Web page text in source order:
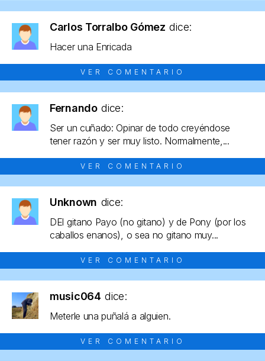
Carlos Torralbo Gómez dice:
Hacer una Enricada
VER COMENTARIO
Fernando dice:
Ser un cuñado: Opinar de todo creyéndose
tener razón y ser muy listo. Normalmente,...
VER COMENTARIO
Unknown dice:
DEl gitano Payo (no gitano) y de Pony (por los
caballos enanos), o sea no gitano muy...
VER COMENTARIO
music064 dice:
Meterle una puñalá a alguien.
VER COMENTARIO